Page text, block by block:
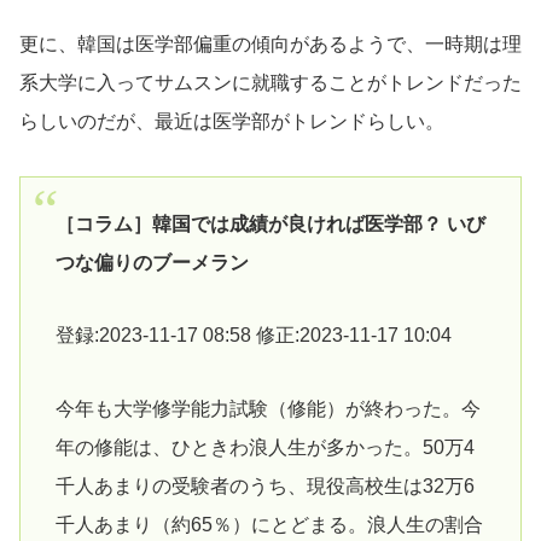
更に、韓国は医学部偏重の傾向があるようで、一時期は理
系大学に入ってサムスンに就職することがトレンドだった
らしいのだが、最近は医学部がトレンドらしい。
［コラム］韓国では成績が良ければ医学部？ いび
つな偏りのブーメラン
登録:2023-11-17 08:58 修正:2023-11-17 10:04
今年も大学修学能力試験（修能）が終わった。今
年の修能は、ひときわ浪人生が多かった。50万4
千人あまりの受験者のうち、現役高校生は32万6
千人あまり（約65％）にとどまる。浪人生の割合